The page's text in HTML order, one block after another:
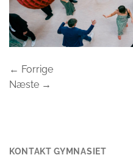
← Forrige
Næste →
KONTAKT GYMNASIET